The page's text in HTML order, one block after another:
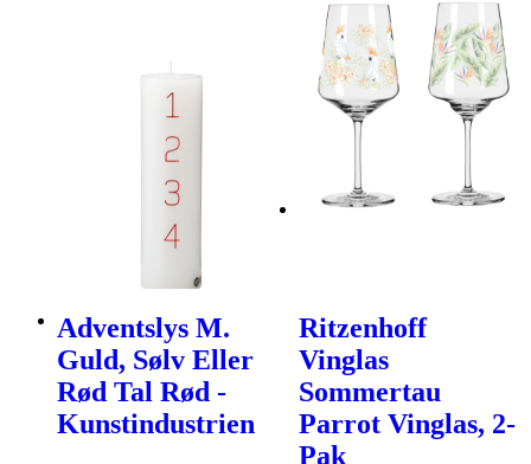
Adventslys M.
Guld, Sølv Eller
Rød Tal Rød -
Kunstindustrien
Ritzenhoff
Vinglas
Sommertau
Parrot Vinglas, 2-
Pak